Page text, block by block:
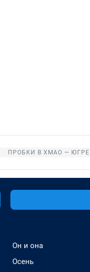
ПРОБКИ В ХМАО — ЮГРЕ
Он и она
Осень